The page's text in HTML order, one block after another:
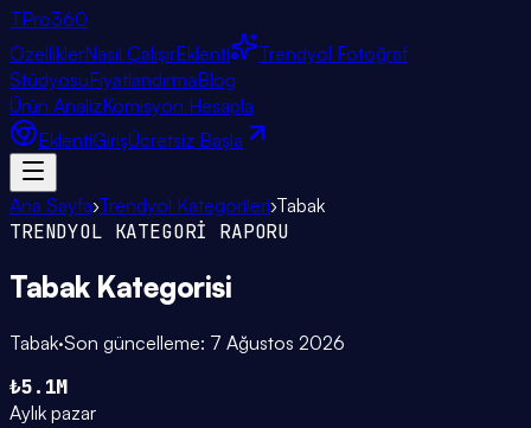
TPro360
ÖzelliklerNasıl ÇalışırEklenti
Trendyol Fotoğraf
StüdyosuFiyatlandırmaBlog
Ürün AnalizKomisyon Hesapla
EklentiGirişÜcretsiz Başla
Ana Sayfa›Trendyol Kategorileri›Tabak
TRENDYOL KATEGORİ RAPORU
Tabak Kategorisi
Tabak·Son güncelleme: 7 Ağustos 2026
₺5.1M
Aylık pazar